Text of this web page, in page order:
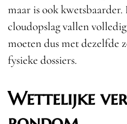
maar is ook
cloudopslag vallen
moeten dus met dezelfde
fysieke dossiers.
Wettelijke